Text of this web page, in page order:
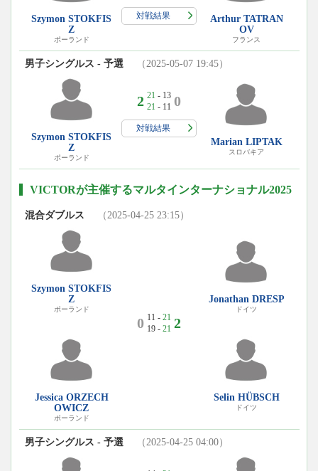
Szymon STOKFIS
Z
ポーランド
対戦結果
Arthur TATRAN
OV
フランス
男子シングルス - 予選 （2025-05-07 19:45）
Szymon STOKFIS
Z
ポーランド
2 21 - 13
21 - 11 0
対戦結果
Marian LIPTAK
スロバキア
VICTORが主催するマルタインターナショナル2025
混合ダブルス （2025-04-25 23:15）
Szymon STOKFIS
Z
ポーランド
Jessica ORZECH
OWICZ
ポーランド
0 11 - 21
19 - 21 2
Jonathan DRESP
ドイツ
Selin HÜBSCH
ドイツ
男子シングルス - 予選 （2025-04-25 04:00）